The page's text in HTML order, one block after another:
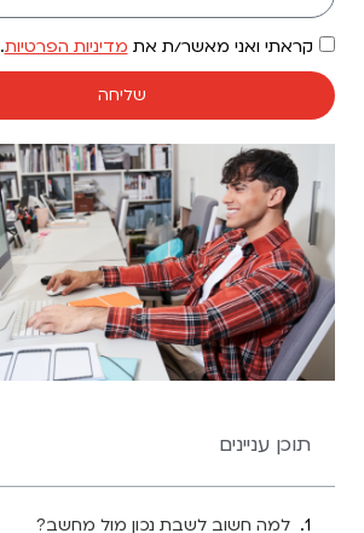
קראתי ואני מאשר/ת את מדיניות הפרטיות.
שליחה
תוכן עניינים
למה חשוב לשבת נכון מול מחשב?